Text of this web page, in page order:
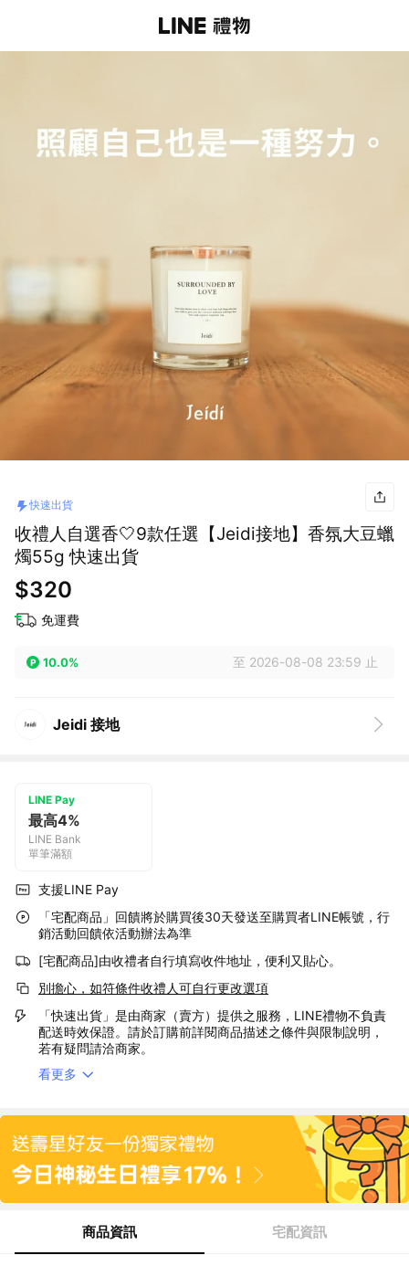
快速出貨
收禮人自選香🤍9款任選【Jeidi接地】香氛大豆蠟
燭55g 快速出貨
$320
免運費
10.0% 至 2026-08-08 23:59 止
Jeidi 接地
LINE Pay
最高4%
LINE Bank
單筆滿額
支援LINE Pay
「宅配商品」回饋將於購買後30天發送至購買者LINE帳號，行
銷活動回饋依活動辦法為準
[宅配商品]由收禮者自行填寫收件地址，便利又貼心。
別擔心，如符條件收禮人可自行更改選項
「快速出貨」是由商家（賣方）提供之服務，LINE禮物不負責
配送時效保證。請於訂購前詳閱商品描述之條件與限制說明，
若有疑問請洽商家。
看更多
商品資訊 宅配資訊